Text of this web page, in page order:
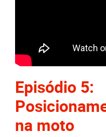
Episódio 5:
na moto